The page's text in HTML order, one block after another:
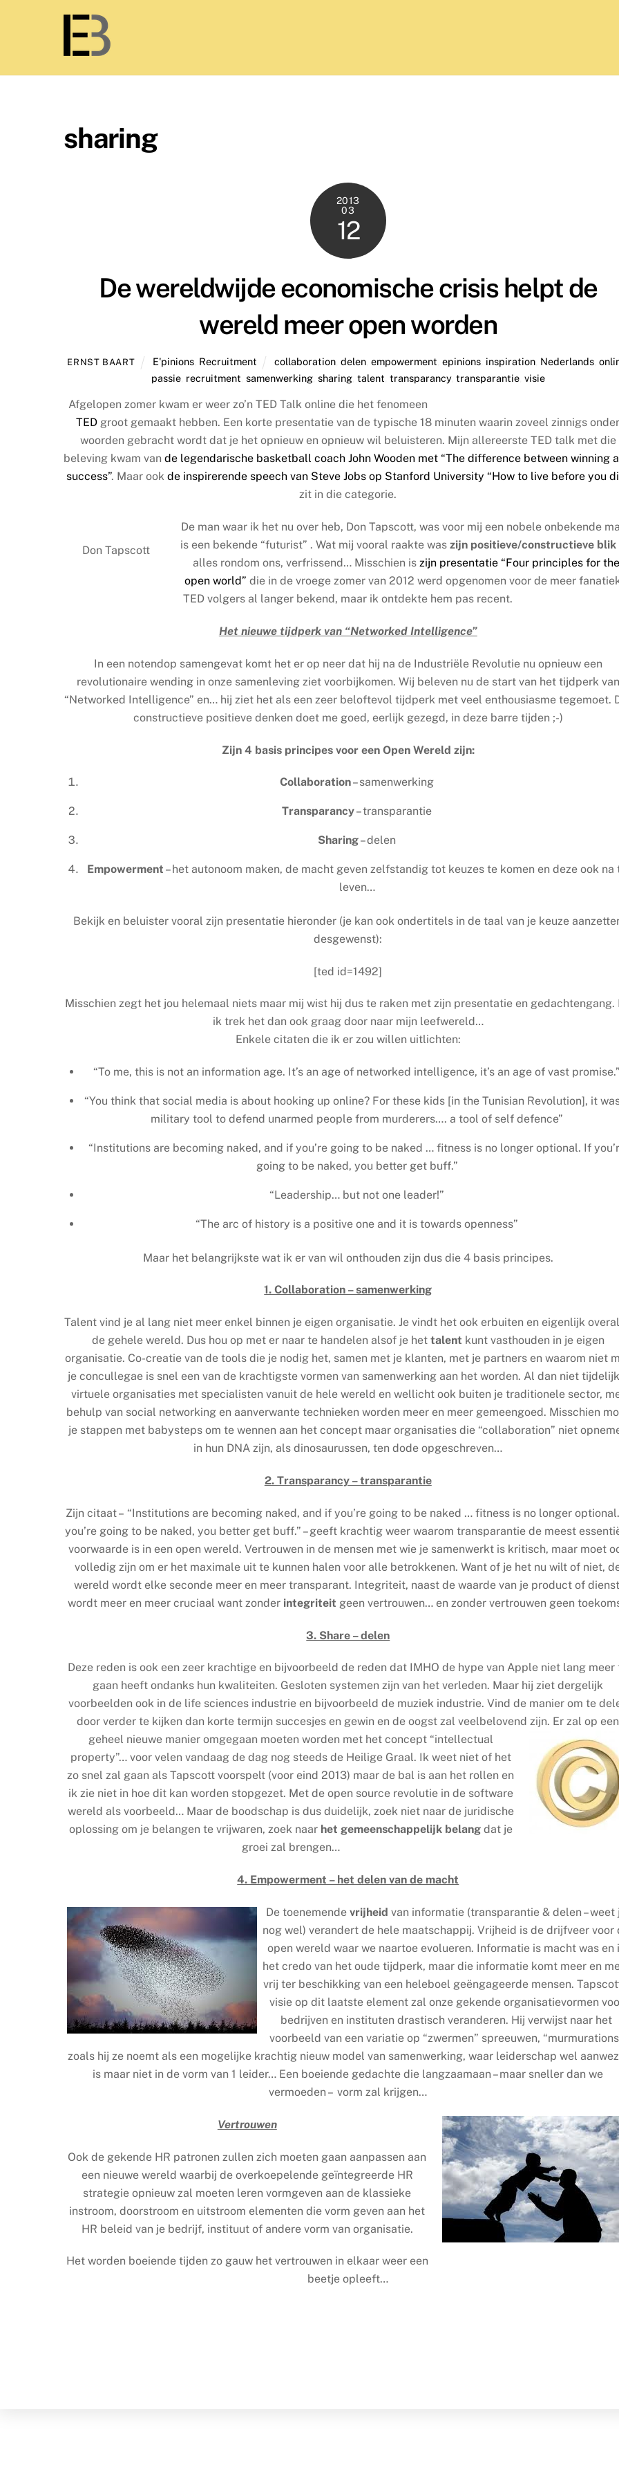
sharing
2013
03
12
De wereldwijde economische crisis helpt de
wereld meer open worden
ERNST BAART E'pinions, Recruitment collaboration ,delen ,empowerment ,epinions inspiration Nederlands ,
passie, recruitment samenwerking, sharing, talent transparancy, transparantie, visie
Afgelopen zomer kwam er weer zo’n TED Talk online die het fenomeen
TED groot gemaakt hebben. Een korte presentatie van de typische 18 minuten waarin zoveel zinnigs onder
woorden gebracht wordt dat je het opnieuw en opnieuw wil beluisteren. Mijn allereerste TED talk met die
beleving kwam vande legendarische basketball coach John Wooden met “The difference between winning
success”. Maar ookde inspirerende speech van Steve Jobs op Stanford University “How to live before you
zit in die categorie.
Don Tapscott
De man waar ik het nu over heb, Don Tapscott, was voor mij een nobele onbekende
is een bekende “futurist” . Wat mij vooral raakte waszijn positieve/constructieve blik
alles rondom ons, verfrissend… Misschien is zijn presentatie “Four principles for the
open world” die in de vroege zomer van 2012 werd opgenomen voor de meer
TED volgers al langer bekend, maar ik ontdekte hem pas recent.
Het nieuwe tijdperk van “Networked Intelligence”
In een notendop samengevat komt het er op neer dat hij na de Industriële Revolutie nu opnieuw een
revolutionaire wending in onze samenleving ziet voorbijkomen. Wij beleven nu de start van het tijdperk van
“Networked Intelligence” en… hij ziet het als een zeer beloftevol tijdperk met veel enthousiasme tegemoet.
constructieve positieve denken doet me goed, eerlijk gezegd, in deze barre tijden ;-)
Zijn 4 basis principes voor een Open Wereld zijn:
Collaboration– samenwerking
Transparancy– transparantie
Sharing– delen
Empowerment – het autonoom maken, de macht geven zelfstandig tot keuzes te komen en deze ook na
leven…
Bekijk en beluister vooral zijn presentatie hieronder (je kan ook ondertitels in de taal van je keuze
desgewenst):
[ted id=1492]
Misschien zegt het jou helemaal niets maar mij wist hij dus te raken met zijn presentatie en gedachtengang.
ik trek het dan ook graag door naar mijn leefwereld…
Enkele citaten die ik er zou willen uitlichten:
“To me, this is not an information age. It’s an age of networked intelligence, it’s an age of vast promise.”
“You think that social media is about hooking up online? For these kids [in the Tunisian Revolution], it
military tool to defend unarmed people from murderers…. a tool of self defence”
“Institutions are becoming naked, and if you’re going to be naked … fitness is no longer optional. If
going to be naked, you better get buff.”
“Leadership… but not one leader!”
“The arc of history is a positive one and it is towards openness”
Maar het belangrijkste wat ik er van wil onthouden zijn dus die 4 basis principes.
1. Collaboration – samenwerking
Talent vind je al lang niet meer enkel binnen je eigen organisatie. Je vindt het ook erbuiten en eigenlijk
de gehele wereld. Dus hou op met er naar te handelen alsof je het talent kunt vasthouden in je eigen
organisatie. Co-creatie van de tools die je nodig het, samen met je klanten, met je partners en waarom niet
je concullegae is snel een van de krachtigste vormen van samenwerking aan het worden. Al dan niet
virtuele organisaties met specialisten vanuit de hele wereld en wellicht ook buiten je traditionele sector,
behulp van social networking en aanverwante technieken worden meer en meer gemeengoed. Misschien
je stappen met babysteps om te wennen aan het concept maar organisaties die “collaboration” niet
in hun DNA zijn, als dinosaurussen, ten dode opgeschreven…
2. Transparancy – transparantie
Zijn citaat – “Institutions are becoming naked, and if you’re going to be naked … fitness is no longer
you’re going to be naked, you better get buff.” – geeft krachtig weer waarom transparantie de meest
voorwaarde is in een open wereld. Vertrouwen in de mensen met wie je samenwerkt is kritisch, maar moet
volledig zijn om er het maximale uit te kunnen halen voor alle betrokkenen. Want of je het nu wilt of niet,
wereld wordt elke seconde meer en meer transparant. Integriteit, naast de waarde van je product of
wordt meer en meer cruciaal want zonder integriteit geen vertrouwen… en zonder vertrouwen geen
3. Share – delen
Deze reden is ook een zeer krachtige en bijvoorbeeld de reden dat IMHO de hype van Apple niet lang meer
gaan heeft ondanks hun kwaliteiten. Gesloten systemen zijn van het verleden. Maar hij ziet dergelijk
voorbeelden ook in de life sciences industrie en bijvoorbeeld de muziek industrie. Vind de manier om te
door verder te kijken dan korte termijn succesjes en gewin en de oogst zal veelbelovend zijn. Er zal op een
geheel nieuwe manier omgegaan moeten worden met het concept “intellectual
property”… voor velen vandaag de dag nog steeds de Heilige Graal. Ik weet niet of het
zo snel zal gaan als Tapscott voorspelt (voor eind 2013) maar de bal is aan het rollen en
ik zie niet in hoe dit kan worden stopgezet. Met de open source revolutie in de software
wereld als voorbeeld… Maar de boodschap is dus duidelijk, zoek niet naar de juridische
oplossing om je belangen te vrijwaren, zoek naar het gemeenschappelijk belangdat je
groei zal brengen…
4. Empowerment – het delen van de macht
De toenemendevrijheid van informatie (transparantie & delen – weet
nog wel) verandert de hele maatschappij. Vrijheid is de drijfveer voor
open wereld waar we naartoe evolueren. Informatie is macht was en
het credo van het oude tijdperk, maar die informatie komt meer en
vrij ter beschikking van een heleboel geëngageerde mensen.
visie op dit laatste element zal onze gekende organisatievormen
bedrijven en instituten drastisch veranderen. Hij verwijst naar het
voorbeeld van een variatie op “zwermen” spreeuwen,
zoals hij ze noemt als een mogelijke krachtig nieuw model van samenwerking, waar leiderschap wel
is maar niet in de vorm van 1 leider… Een boeiende gedachte die langzaamaan – maar sneller dan we
vermoeden – vorm zal krijgen…
Vertrouwen
Ook de gekende HR patronen zullen zich moeten gaan aanpassen aan
een nieuwe wereld waarbij de overkoepelende geïntegreerde HR
strategie opnieuw zal moeten leren vormgeven aan de klassieke
instroom, doorstroom en uitstroom elementen die vorm geven aan het
HR beleid van je bedrijf, instituut of andere vorm van organisatie.
Het worden boeiende tijden zo gauw het vertrouwen in elkaar weer een
beetje opleeft…